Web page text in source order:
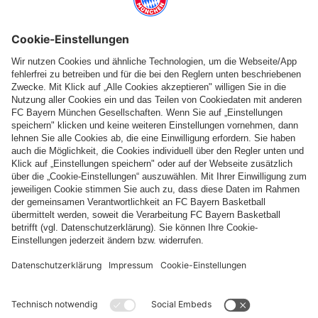
Folge uns
Zahlung & Lieferung
FC Bayern Store App